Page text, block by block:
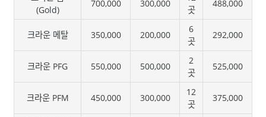
(Gold)
700,000 300,000
곳
488,000
크라운 메탈 350,000 200,000
6
곳
292,000
크라운 PFG 550,000 500,000
2
곳
525,000
크라운 PFM 450,000 300,000
12
곳
375,000